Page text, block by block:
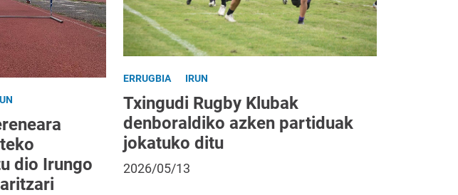
dio Irungo
ERRUGBIA IRUN
Txingudi Rugby Klubak
denboraldiko azken partiduak
jokatuko ditu
2026/05/13